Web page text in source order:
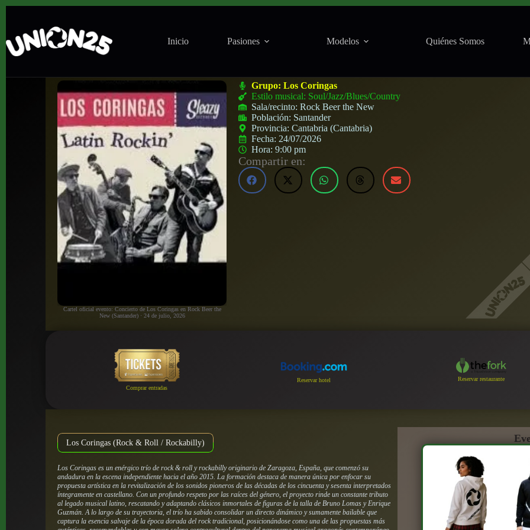
Inicio Pasiones Modelos Quiénes Somos
Cartel oficial evento: Concierto de Los Coringas en Rock Beer the
New (Santander) · 24 de julio, 2026
Grupo:Los Coringas
Estilo musical: Soul/Jazz/Blues/Country
Sala/recinto:Rock Beer the New
Población: Santander
Provincia:Cantabria (Cantabria)
Fecha: 24/07/2026
Hora:9:00 pm
Compartir en:
Comprar entradas
Reservar hotel Reservar restaurante
Los Coringas (Rock & Roll / Rockabilly)
Los Coringas es un enérgico trío de rock & roll y rockabilly originario de Zaragoza, España, que comenzó su
andadura en la escena independiente hacia el año 2015. La formación destaca de manera única por enfocar su
propuesta artística en la revitalización de los sonidos pioneros de las décadas de los cincuenta y sesenta interpretados
íntegramente en castellano. Con un profundo respeto por las raíces del género, el proyecto rinde un constante tributo
al legado musical latino, rescatando y adaptando clásicos inmortales de figuras de la talla de Bruno Lomas y Enrique
Guzmán. A lo largo de su trayectoria, el trío ha sabido consolidar un directo dinámico y sumamente bailable que
captura la esencia salvaje de la época dorada del rock tradicional, posicionándose como una de las propuestas más